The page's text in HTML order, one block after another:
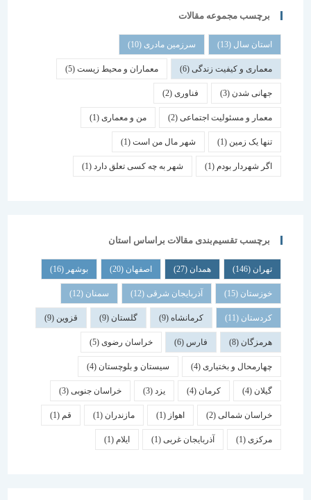
برچسب مجموعه مقالات
استان سال(13) سرزمین مادری(10)
معماری و کیفیت زندگی(6) معماران و محیط زیست(5)
جهانی شدن(3) فناوری (2)
معمار و مسئولیت اجتماعی (2) من و معماری (1)
تنها یک زمین(1) شهر مال من است(1)
اگر شهردار بودم (1) شهر به چه کسی تعلق دارد(1)
برچسب تقسیم‌بندی مقالات براساس استان
همدان اصفهان (20) بوشهر
خوزستان(15) آذربایجان شرقی(12) سمنان (12)
کردستان(11) کرمانشاه(9) گلستان (9) قزوین
هرمزگان(8) فارس خراسان رضوی(5)
چهارمحال و بختیاری (4) سیستان و بلوچستان(4)
کرمان یزد خراسان جنوبی(3)
خراسان شمالی(2) اهواز مازندران(1) قم
(1) آذربایجان غربی(1) ایلام